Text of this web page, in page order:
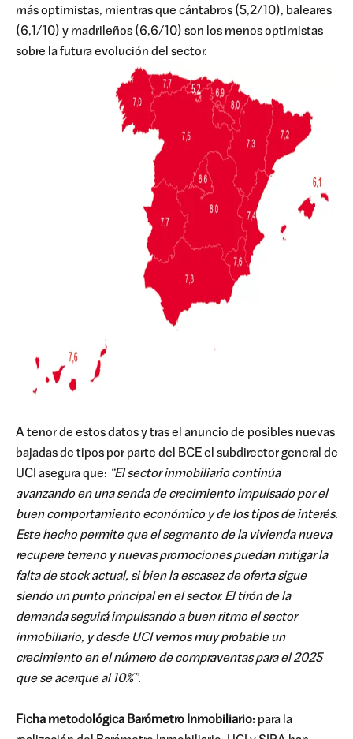
más optimistas, mientras que cántabros (5,2/10), baleares
(6,1/10) y madrileños (6,6/10) son los menos optimistas
sobre la futura evolución del sector.
A tenor de estos datos y tras el anuncio de posibles nuevas
bajadas de tipos por parte del BCE el subdirector general de
UCI asegura que: “El sector inmobiliario continúa
avanzando en una senda de crecimiento impulsado por el
buen comportamiento económico y de los tipos de interés.
Este hecho permite que el segmento de la vivienda nueva
recupere terreno y nuevas promociones puedan mitigar la
falta de stock actual, si bien la escasez de oferta sigue
siendo un punto principal en el sector. El tirón de la
demanda seguirá impulsando a buen ritmo el sector
inmobiliario, y desde UCI vemos muy probable un
crecimiento en el número de compraventas para el 2025
que se acerque al 10%”.
Ficha metodológica Barómetro Inmobiliario: para la